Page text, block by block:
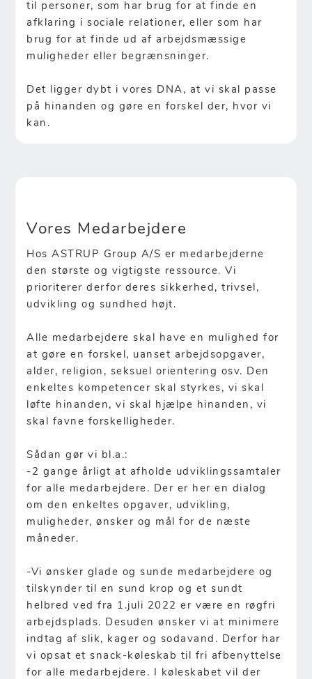
til personer, som har brug for at finde en
afklaring i sociale relationer, eller som har
brug for at finde ud af arbejdsmæssige
muligheder eller begrænsninger.
Det ligger dybt i vores DNA, at vi skal passe
på hinanden og gøre en forskel der, hvor vi
kan.
Vores Medarbejdere
Hos ASTRUP Group A/S er medarbejderne
den største og vigtigste ressource. Vi
prioriterer derfor deres sikkerhed, trivsel,
udvikling og sundhed højt.
Alle medarbejdere skal have en mulighed for
at gøre en forskel, uanset arbejdsopgaver,
alder, religion, seksuel orientering osv. Den
enkeltes kompetencer skal styrkes, vi skal
løfte hinanden, vi skal hjælpe hinanden, vi
skal favne forskelligheder.
Sådan gør vi bl.a.:
-2 gange årligt at afholde udviklingssamtaler
for alle medarbejdere. Der er her en dialog
om den enkeltes opgaver, udvikling,
muligheder, ønsker og mål for de næste
måneder.
-Vi ønsker glade og sunde medarbejdere og
tilskynder til en sund krop og et sundt
helbred ved fra 1.juli 2022 er være en røgfri
arbejdsplads. Desuden ønsker vi at minimere
indtag af slik, kager og sodavand. Derfor har
vi opsat et snack-køleskab til fri afbenyttelse
for alle medarbejdere. I køleskabet vil der